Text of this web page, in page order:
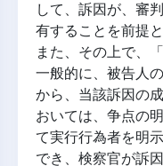
して、訴因が、審
有することを前提と
また、その上で、
一般的に、被告人
から、当該訴因の
おいては、争点の
て実行行為者を明
でき、検察官が訴